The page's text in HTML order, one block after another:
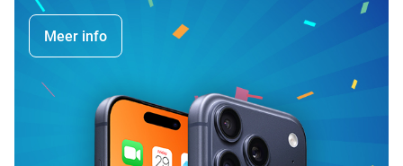
Meer info